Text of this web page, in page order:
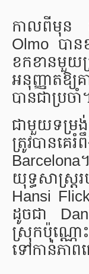
កាលពីមុន គ
Olmo បាន
ខកខានមួយ
អនុញ្ញាតឱ្
បានជាប្រ
ជាមួយទម្រ
ត្រូវបានគេ
យុទ្ធសាស្ត្
Hansi
ដូចជា
ស្រុកប៉ុណ្ណោះ
ទៅកាន់ភា